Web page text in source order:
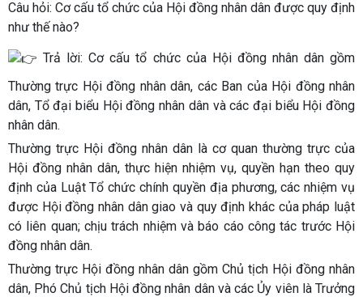
Câu hỏi: Cơ cấu tổ chức của Hội đồng nhân dân được quy định
như thế nào?
Trả lời: Cơ cấu tổ chức của Hội đồng nhân dân gồm
Thường trực Hội đồng nhân dân, các Ban của Hội đồng nhân
dân, Tổ đại biểu Hội đồng nhân dân và các đại biểu Hội đồng
nhân dân.
Thường trực Hội đồng nhân dân là cơ quan thường trực của
Hội đồng nhân dân, thực hiện nhiệm vụ, quyền hạn theo quy
định của Luật Tổ chức chính quyền địa phương, các nhiệm vụ
được Hội đồng nhân dân giao và quy định khác của pháp luật
có liên quan; chịu trách nhiệm và báo cáo công tác trước Hội
đồng nhân dân.
Thường trực Hội đồng nhân dân gồm Chủ tịch Hội đồng nhân
dân, Phó Chủ tịch Hội đồng nhân dân và các Ủy viên là Trưởng